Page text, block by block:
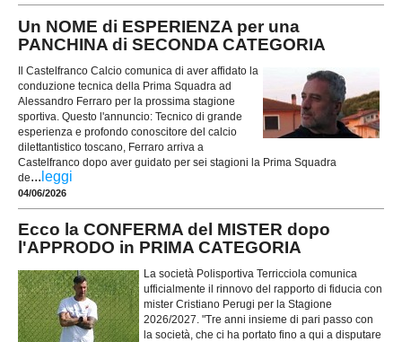
Un NOME di ESPERIENZA per una
PANCHINA di SECONDA CATEGORIA
Il Castelfranco Calcio comunica di aver affidato la
conduzione tecnica della Prima Squadra ad
Alessandro Ferraro per la prossima stagione
sportiva. Questo l'annuncio: Tecnico di grande
esperienza e profondo conoscitore del calcio
dilettantistico toscano, Ferraro arriva a
Castelfranco dopo aver guidato per sei stagioni la Prima Squadra
de... leggi
04/06/2026
Ecco la CONFERMA del MISTER dopo
l'APPRODO in PRIMA CATEGORIA
La società Polisportiva Terricciola comunica
ufficialmente il rinnovo del rapporto di fiducia con
mister Cristiano Perugi per la Stagione
2026/2027. "Tre anni insieme di pari passo con
la società, che ci ha portato fino a qui a disputare